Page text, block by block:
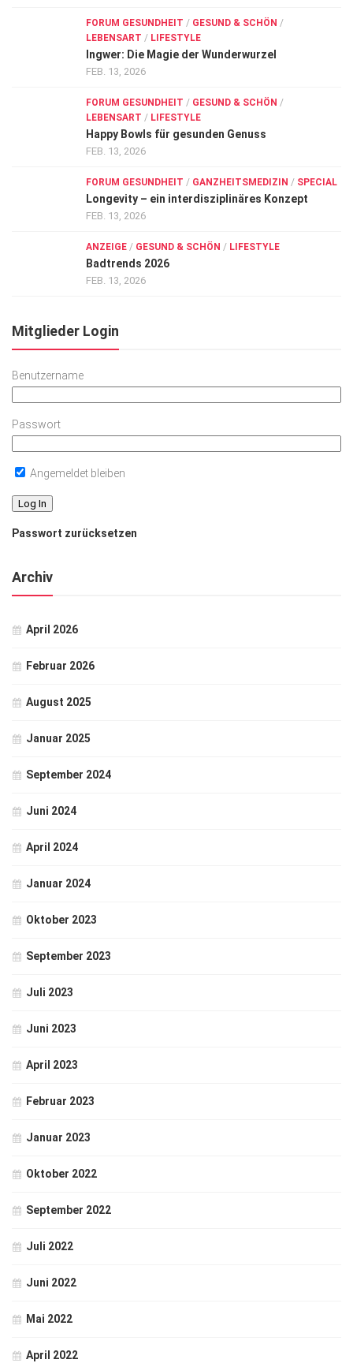
FORUM GESUNDHEIT / GESUND & SCHÖN /
LEBENSART / LIFESTYLE
Ingwer: Die Magie der Wunderwurzel
FEB. 13, 2026
FORUM GESUNDHEIT / GESUND & SCHÖN /
LEBENSART / LIFESTYLE
Happy Bowls für gesunden Genuss
FEB. 13, 2026
FORUM GESUNDHEIT / GANZHEITSMEDIZIN / SPECIAL
Longevity – ein interdisziplinäres Konzept
FEB. 13, 2026
ANZEIGE / GESUND & SCHÖN / LIFESTYLE
Badtrends 2026
FEB. 13, 2026
Mitglieder Login
Benutzername
Passwort
Angemeldet bleiben
Passwort zurücksetzen
Archiv
April 2026
Februar 2026
August 2025
Januar 2025
September 2024
Juni 2024
April 2024
Januar 2024
Oktober 2023
September 2023
Juli 2023
Juni 2023
April 2023
Februar 2023
Januar 2023
Oktober 2022
September 2022
Juli 2022
Juni 2022
Mai 2022
April 2022